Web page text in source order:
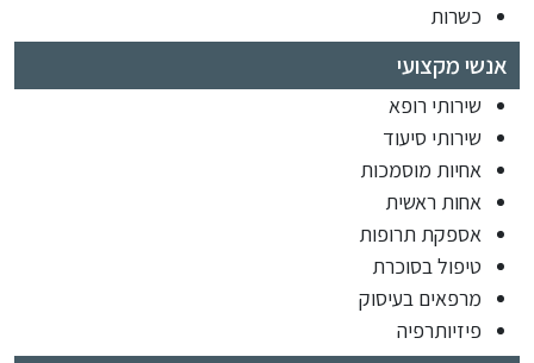
כשרות
אנשי מקצועי
שירותי רופא
שירותי סיעוד
אחיות מוסמכות
אחות ראשית
אספקת תרופות
טיפול בסוכרת
מרפאים בעיסוק
פיזיותרפיה